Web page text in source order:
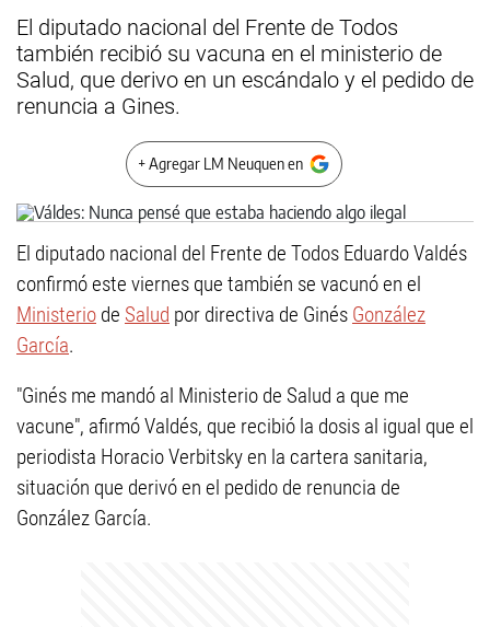
El diputado nacional del Frente de Todos
también recibió su vacuna en el ministerio de
Salud, que derivo en un escándalo y el pedido de
renuncia a Gines.
+ Agregar LM Neuquen en
El diputado nacional del Frente de Todos Eduardo Valdés
confirmó este viernes que también se vacunó en el
Ministerio de Salud por directiva de Ginés González
García.
"Ginés me mandó al Ministerio de Salud a que me
vacune", afirmó Valdés, que recibió la dosis al igual que el
periodista Horacio Verbitsky en la cartera sanitaria,
situación que derivó en el pedido de renuncia de
González García.